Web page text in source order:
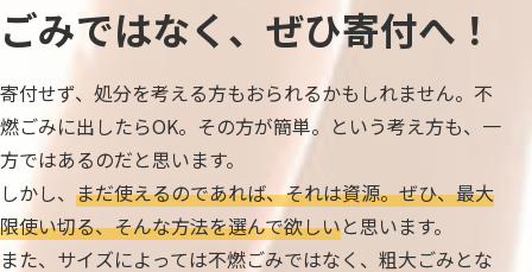
ごみではなく、ぜひ寄付へ！
寄付せず、処分を考える方もおられるかもしれません。不
燃ごみに出したらOK。その方が簡単。という考え方も、一
方ではあるのだと思います。
しかし、 まだ使えるのであれば、それは資源。ぜひ、最大
限使い切る、そんな方法を選んで欲しいと思います。
また、サイズによっては不燃ごみではなく、粗大ごみとな